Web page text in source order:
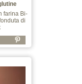
farina Bi-
di